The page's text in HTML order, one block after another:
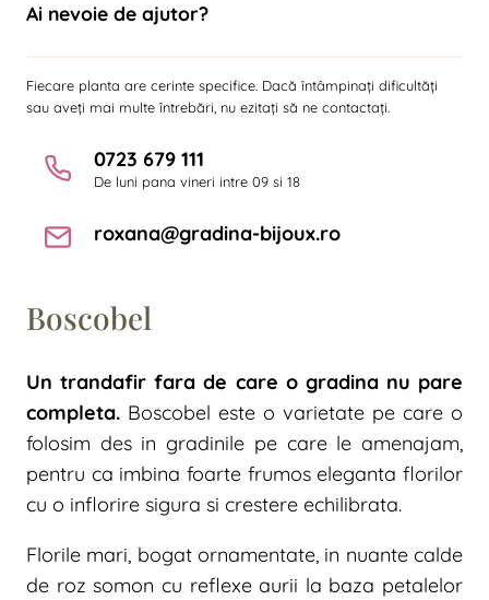
Ai nevoie de ajutor?
Fiecare planta are cerinte specifice. Dacă întâmpinați dificultăți
sau aveți mai multe întrebări, nu ezitați să ne contactați.
0723 679 111
De luni pana vineri intre 09 si 18
roxana@gradina-bijoux.ro
Boscobel
Un trandafir fara de care o gradina nu pare
completa. Boscobel este o varietate pe care o
folosim des in gradinile pe care le amenajam,
pentru ca imbina foarte frumos eleganta florilor
cu o inflorire sigura si crestere echilibrata.
Florile mari, bogat ornamentate, in nuante calde
de roz somon cu reflexe aurii la baza petalelor